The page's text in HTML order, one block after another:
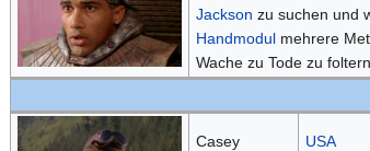
Jackson zu suchen und
Handmodulmehrere
Wache zu Tode zu foltern.
Casey USA